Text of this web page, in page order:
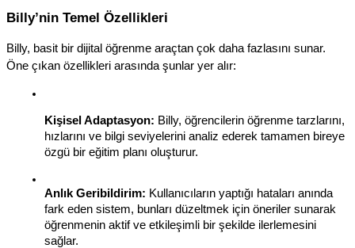
Billy’nin Temel Özellikleri
Billy, basit bir dijital öğrenme araçtan çok daha fazlasını sunar.
Öne çıkan özellikleri arasında şunlar yer alır:
Kişisel Adaptasyon: Billy, öğrencilerin öğrenme tarzlarını,
hızlarını ve bilgi seviyelerini analiz ederek tamamen bireye
özgü bir eğitim planı oluşturur.
Anlık Geribildirim: Kullanıcıların yaptığı hataları anında
fark eden sistem, bunları düzeltmek için öneriler sunarak
öğrenmenin aktif ve etkileşimli bir şekilde ilerlemesini
sağlar.